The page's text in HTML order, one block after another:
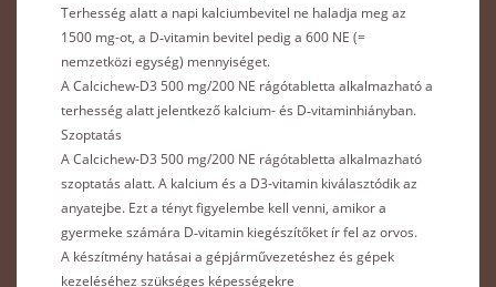
Terhesség alatt a napi kalciumbevitel ne haladja meg az
1500 mg-ot, a D‑vitamin bevitel pedig a 600 NE (=
nemzetközi egység) mennyiséget.
A Calcichew-D3 500 mg/200 NE rágótabletta alkalmazható a
terhesség alatt jelentkező kalcium- és D‑vitaminhiányban.
Szoptatás
A Calcichew-D3 500 mg/200 NE rágótabletta alkalmazható
szoptatás alatt. A kalcium és a D3-vitamin kiválasztódik az
anyatejbe. Ezt a tényt figyelembe kell venni, amikor a
gyermeke számára D‑vitamin kiegészítőket ír fel az orvos.
A készítmény hatásai a gépjárművezetéshez és gépek
kezeléséhez szükséges képességekre